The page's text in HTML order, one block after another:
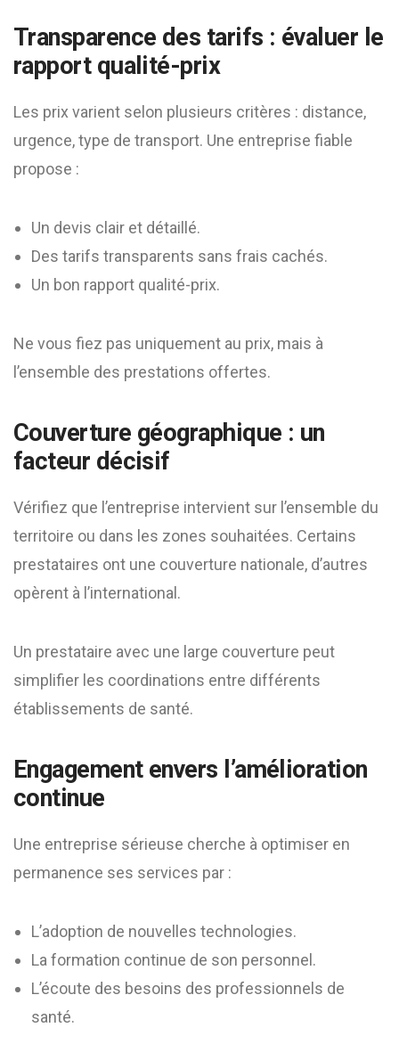
Transparence des tarifs : évaluer le
rapport qualité-prix
Les prix varient selon plusieurs critères : distance,
urgence, type de transport. Une entreprise fiable
propose :
Un devis clair et détaillé.
Des tarifs transparents sans frais cachés.
Un bon rapport qualité-prix.
Ne vous fiez pas uniquement au prix, mais à
l’ensemble des prestations offertes.
Couverture géographique : un
facteur décisif
Vérifiez que l’entreprise intervient sur l’ensemble du
territoire ou dans les zones souhaitées. Certains
prestataires ont une couverture nationale, d’autres
opèrent à l’international.
Un prestataire avec une large couverture peut
simplifier les coordinations entre différents
établissements de santé.
Engagement envers l’amélioration
continue
Une entreprise sérieuse cherche à optimiser en
permanence ses services par :
L’adoption de nouvelles technologies.
La formation continue de son personnel.
L’écoute des besoins des professionnels de
santé.